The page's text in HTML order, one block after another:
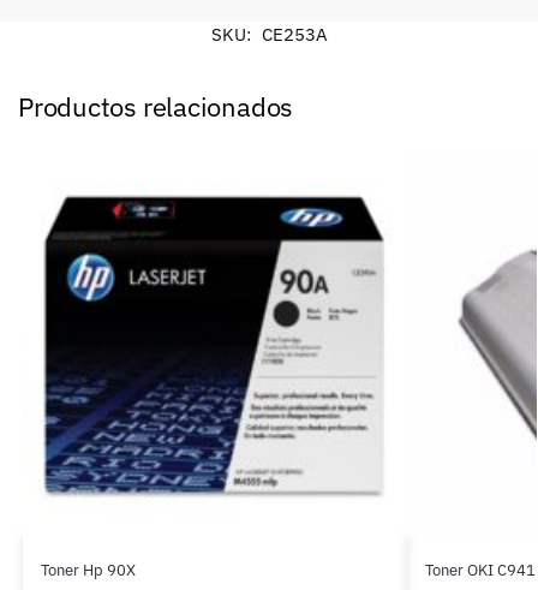
SKU: CE253A
Productos relacionados
Toner Hp 90X Toner OKI C941